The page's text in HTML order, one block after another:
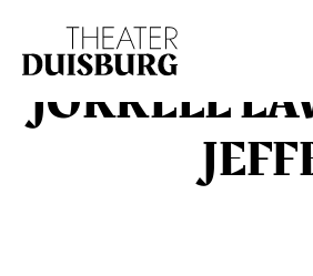
Zur Hauptnavigation springen
Zum Footer springen
JORRELL